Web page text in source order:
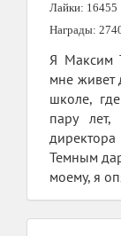
Лайки: 16455
Награды:
Я Максим
мне живет
школе,
пару
Темным
моему, я